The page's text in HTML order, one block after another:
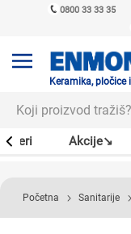
0800 33 33 35
Keramika,
Akcije↘
Početna Sanitarije